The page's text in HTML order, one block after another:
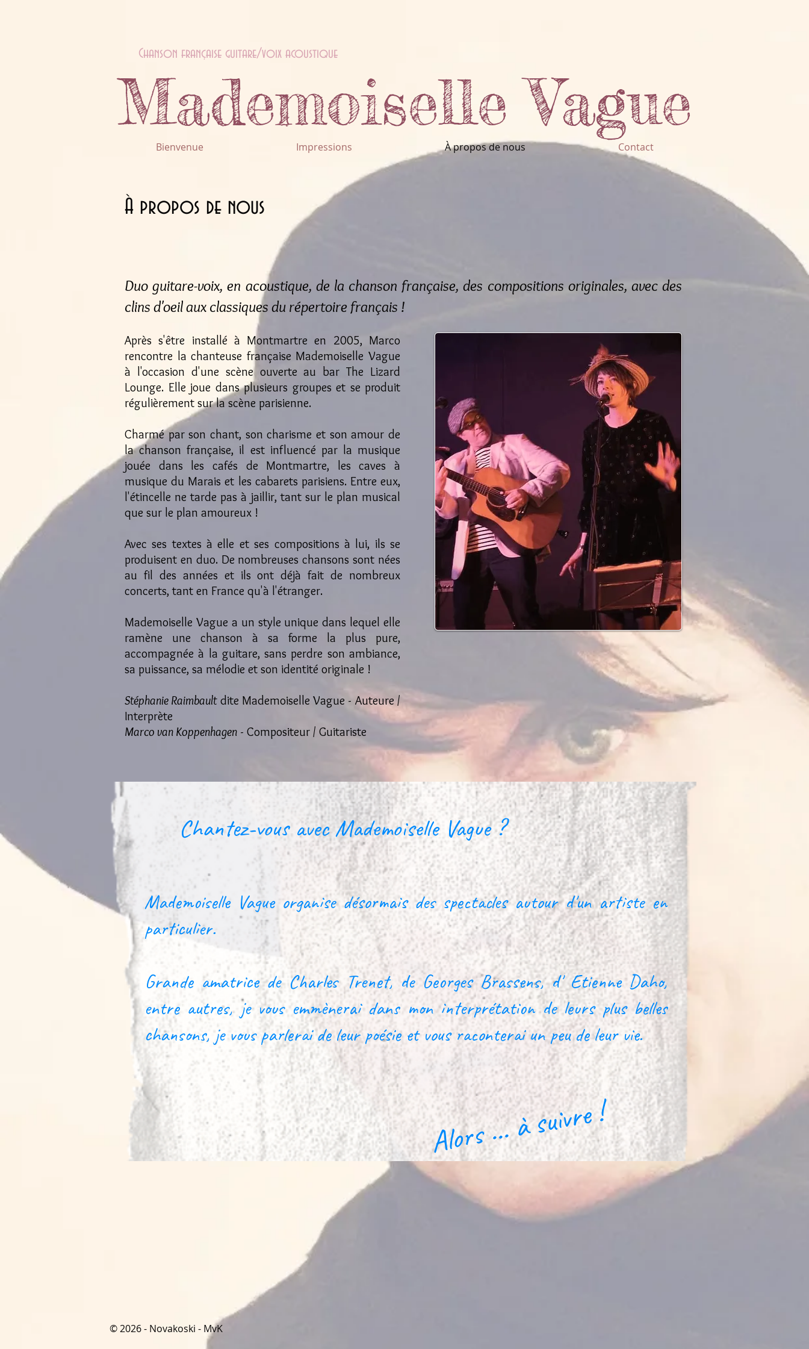
Chanson française guitare/voix acoustique
Mademoiselle Vague
À propos de nous
Duoguitare-voix,​​ en acoustique, de la chanson française, des compositions originales, avec des
clins d'oeil aux classiques du répertoire français !​
Après s'être installé à Montmartre en 2005, Marco
rencontre la chanteuse française Mademoiselle Vague
à l'occasion d'une scène ouverte au bar The Lizard
Lounge. Elle joue dans plusieurs groupes et se produit
régulièrement sur la scène parisienne.
Charmé par son chant, son charisme et son amour de
la chanson française, il est influencé par la musique
jouée dans les cafés de Montmartre, les caves à
musique du Marais et les cabarets parisiens. Entre eux,
l'étincelle ne tarde pas à jaillir, tant sur le plan musical
que sur le plan amoureux !
Avec ses textes à elle et ses compositions à lui, ils se
produisent en duo. De nombreuses chansons sont nées
au fil des années et ils ont déjà fait de nombreux
concerts, tant en France qu'à l'étranger.
Mademoiselle Vague a un style unique dans lequel elle
ramène une chanson à sa forme la plus pure,
accompagnée à la guitare, sans perdre son ambiance,
sa puissance, sa mélodie et son identité originale !
Stéphanie Raimbaultdite Mademoiselle Vague - Auteure /
Interprète
Marco van Koppenhagen - Compositeur / Guitariste
Chantez-vous avec Mademoiselle Vague ?
Mademoiselle Vague organise désormais des spectacles autour d'un artiste en
particulier.
Grande amatrice de Charles Trenet, de Georges Brassens, d' Etienne Daho,
entre autres, je vous emmènerai dans mon interprétation de leurs plus belles
chansons, je vous parlerai de leur poésie et vous raconterai un peu de leur vie.
Alors ... à suivre !
Bienvenue Impressions À propos de nous Contact
© 2026 - Novakoski - MvK